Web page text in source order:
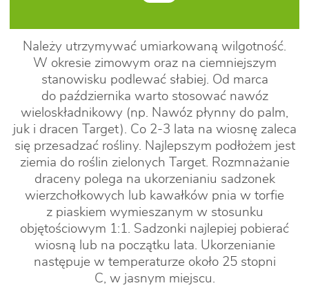
Należy utrzymywać umiarkowaną wilgotność.
W okresie zimowym oraz na ciemniejszym
stanowisku podlewać słabiej. Od marca
do października warto stosować nawóz
wieloskładnikowy (np. Nawóz płynny do palm,
juk i dracen Target). Co 2-3 lata na wiosnę zaleca
się przesadzać rośliny. Najlepszym podłożem jest
ziemia do roślin zielonych Target. Rozmnażanie
draceny polega na ukorzenianiu sadzonek
wierzchołkowych lub kawałków pnia w torfie
z piaskiem wymieszanym w stosunku
objętościowym 1:1. Sadzonki najlepiej pobierać
wiosną lub na początku lata. Ukorzenianie
następuje w temperaturze około 25 stopni
C, w jasnym miejscu.